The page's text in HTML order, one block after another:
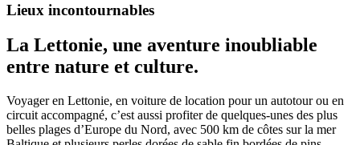
Lieux incontournables
La Lettonie, une aventure inoubliable
entre nature et culture.
Voyager en Lettonie, en voiture de location pour un autotour ou en
circuit accompagné, c’est aussi profiter de quelques-unes des plus
belles plages d’Europe du Nord, avec 500 km de côtes sur la mer